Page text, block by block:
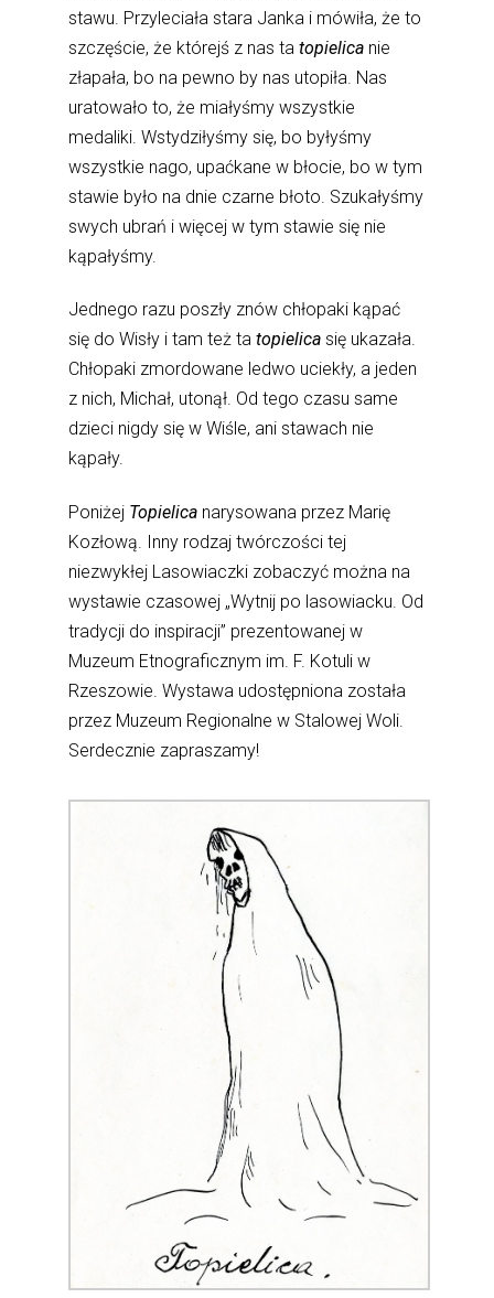
stawu. Przyleciała stara Janka i mówiła, że to
szczęście, że którejś z nas tatopielica nie
złapała, bo na pewno by nas utopiła. Nas
uratowało to, że miałyśmy wszystkie
medaliki. Wstydziłyśmy się, bo byłyśmy
wszystkie nago, upaćkane w błocie, bo w tym
stawie było na dnie czarne błoto. Szukałyśmy
swych ubrań i więcej w tym stawie się nie
kąpałyśmy.
Jednego razu poszły znów chłopaki kąpać
się do Wisły i tam też tatopielica się ukazała.
Chłopaki zmordowane ledwo uciekły, a jeden
z nich, Michał, utonął. Od tego czasu same
dzieci nigdy się w Wiśle, ani stawach nie
kąpały.
Poniżej Topielica narysowana przez Marię
Kozłową. Inny rodzaj twórczości tej
niezwykłej Lasowiaczki zobaczyć można na
wystawie czasowej „Wytnij po lasowiacku. Od
tradycji do inspiracji” prezentowanej w
Muzeum Etnograficznym im. F. Kotuli w
Rzeszowie. Wystawa udostępniona została
przez Muzeum Regionalne w Stalowej Woli.
Serdecznie zapraszamy!